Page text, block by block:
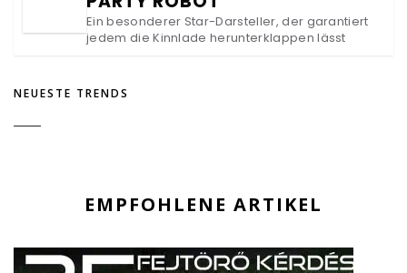
Ein besonderer Star-Darsteller, der garantiert
jedem die Kinnlade herunterklappen lässt
NEUESTE TRENDS
EMPFOHLENE ARTIKEL